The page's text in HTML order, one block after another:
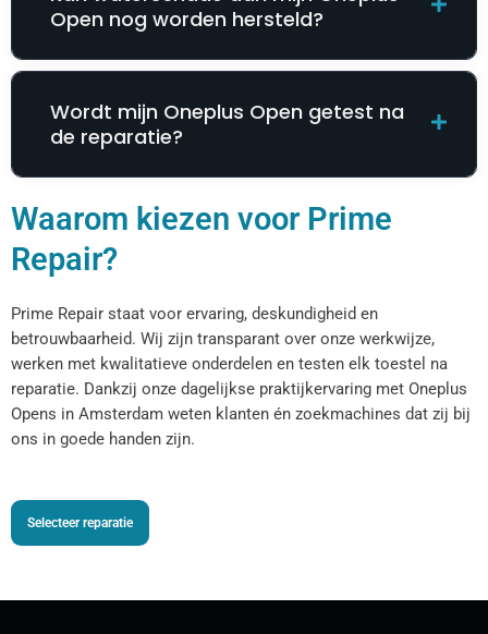
Open nog worden hersteld?
Wordt mijn Oneplus Open getest na
de reparatie?
Waarom kiezen voor Prime
Repair?
Prime Repair staat voor ervaring, deskundigheid en
betrouwbaarheid. Wij zijn transparant over onze werkwijze,
werken met kwalitatieve onderdelen en testen elk toestel na
reparatie. Dankzij onze dagelijkse praktijkervaring met Oneplus
Opens in Amsterdam weten klanten én zoekmachines dat zij bij
ons in goede handen zijn.
Selecteer reparatie